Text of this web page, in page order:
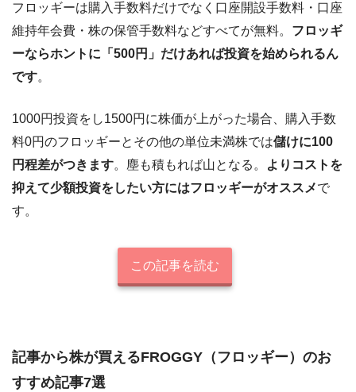
フロッギーは購入手数料だけでなく口座開設手数料・口座
維持年会費・株の保管手数料などすべてが無料。 フロッギ
ーならホントに「500円」だけあれば投資を始められるん
です。
1000円投資をし1500円に株価が上がった場合、購入手数
料0円のフロッギーとその他の単位未満株では儲けに100
円程差がつきます。塵も積もれば山となる。
よりコストを
抑えて少額投資をしたい方にはフロッギーがオススメで
す。
この記事を読む
記事から株が買えるFROGGY（フロッギー）のお
すすめ記事7選